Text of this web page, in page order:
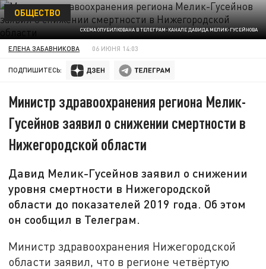
СХЕМА ОПУБИЛКОВАНА В ТЕЛЕГРАМ-КАНАЛЕ ДАВИДА МЕЛИК-ГУСЕЙНОВА
ОБЩЕСТВО
ЕЛЕНА ЗАБАВНИКОВА 06 ИЮНЯ 14:03
ПОДПИШИТЕСЬ:
Министр здравоохранения региона Мелик-
Гусейнов заявил о снижении смертности в
Нижегородской области
Давид Мелик-Гусейнов заявил о снижении
уровня смертности в Нижегородской
области до показателей 2019 года. Об этом
он сообщил в Телеграм.
Министр здравоохранения Нижегородской
области заявил, что в регионе четвёртую